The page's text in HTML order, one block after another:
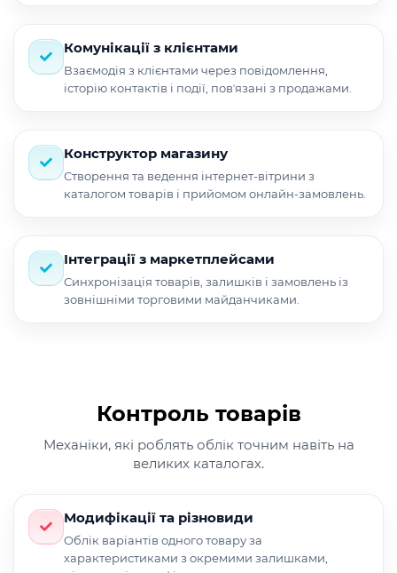
Комунікації з клієнтами
Взаємодія з клієнтами через повідомлення,
історію контактів і події, повʼязані з продажами.
Конструктор магазину
Створення та ведення інтернет-вітрини з
каталогом товарів і прийомом онлайн-замовлень.
Інтеграції з маркетплейсами
Синхронізація товарів, залишків і замовлень із
зовнішніми торговими майданчиками.
Контроль товарів
Механіки, які роблять облік точним навіть на
великих каталогах.
Модифікації та різновиди
Облік варіантів одного товару за
характеристиками з окремими залишками,